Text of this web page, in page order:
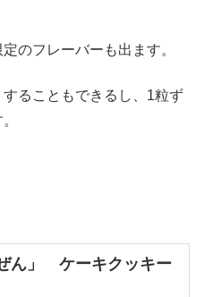
のフレーバーも出ます。
ることもできるし、1粒ず
ん」 ケーキクッキー